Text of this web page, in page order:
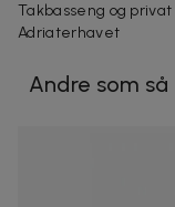
Takbasseng og
Adriaterhavet
Andre som